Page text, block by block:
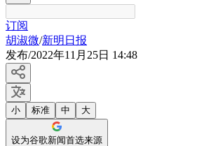
订阅
胡淑微/新明日报
发布/2022年11月25日 14:48
小 标准 中 大
设为谷歌新闻首选来源